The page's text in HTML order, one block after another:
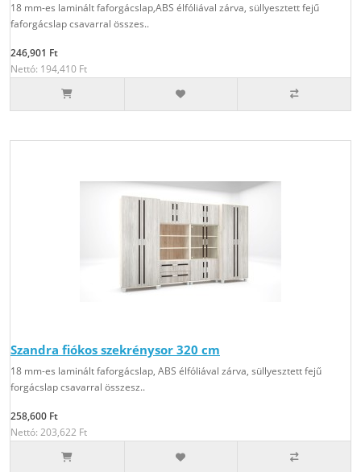
18 mm-es laminált faforgácslap,ABS élfóliával zárva, süllyesztett fejű
faforgácslap csavarral összes..
246,901 Ft
Nettó: 194,410 Ft
Szandra fiókos szekrénysor 320 cm
18 mm-es laminált faforgácslap, ABS élfóliával zárva, süllyesztett fejű
forgácslap csavarral összesz..
258,600 Ft
Nettó: 203,622 Ft